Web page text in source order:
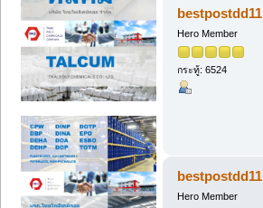
bestpostdd11
Hero Member
กระทู้: 6524
bestpostdd11
Hero Member